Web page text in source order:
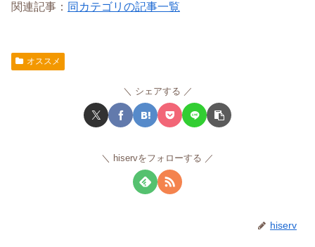
関連記事： 同カテゴリの記事一覧
オススメ
シェアする
hiservをフォローする
hiserv